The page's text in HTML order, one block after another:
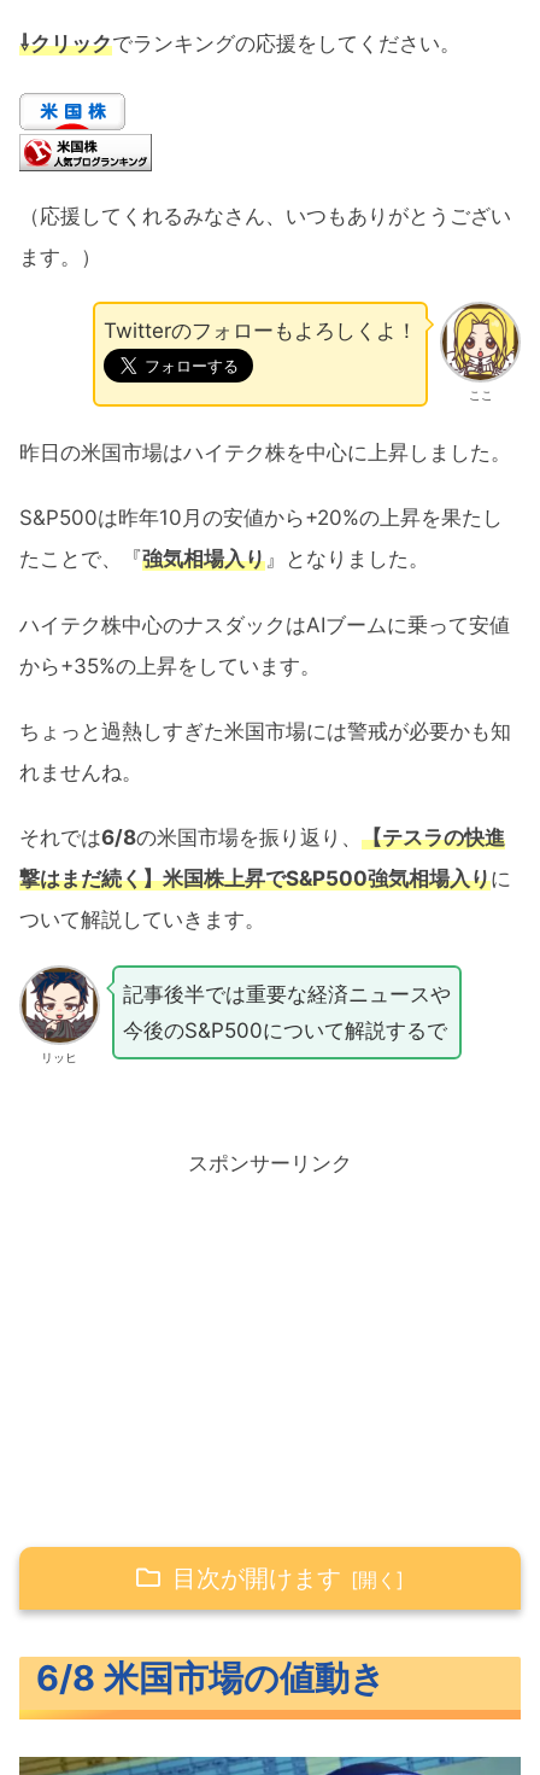
⇩クリックでランキングの応援をしてください。
（応援してくれるみなさん、いつもありがとうござい
ます。）
ここ
Twitterのフォローもよろしくよ！
昨日の米国市場はハイテク株を中心に上昇しました。
S&P500は昨年10月の安値から+20%の上昇を果たし
たことで、『強気相場入り』となりました。
ハイテク株中心のナスダックはAIブームに乗って安値
から+35%の上昇をしています。
ちょっと過熱しすぎた米国市場には警戒が必要かも知
れませんね。
それでは6/8の米国市場を振り返り、 【テスラの快進
撃はまだ続く】米国株上昇でS&P500強気相場入りに
ついて解説していきます。
リッヒ
記事後半では重要な経済ニュースや
今後のS&P500について解説するで
スポンサーリンク
目次が開けます
上昇した米主要3指数
6/8 米国市場の値動き